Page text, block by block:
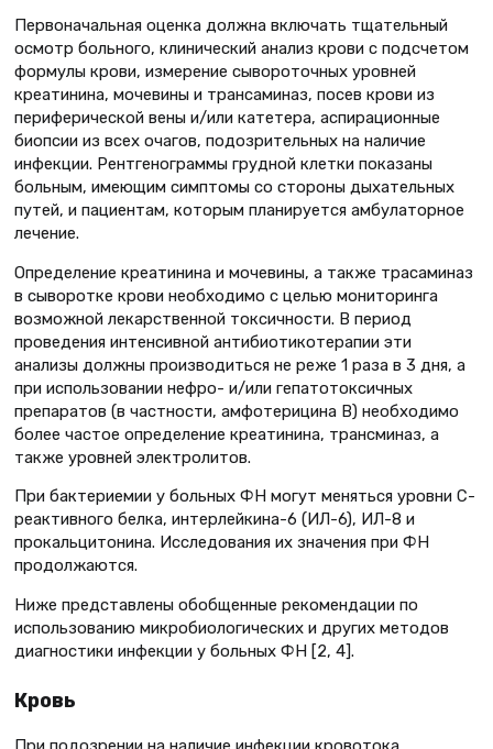
Первоначальная оценка должна включать тщательный
осмотр больного, клинический анализ крови с подсчетом
формулы крови, измерение сывороточных уровней
креатинина, мочевины и трансаминаз, посев крови из
периферической вены и/или катетера, аспирационные
биопсии из всех очагов, подозрительных на наличие
инфекции. Рентгенограммы грудной клетки показаны
больным, имеющим симптомы со стороны дыхательных
путей, и пациентам, которым планируется амбулаторное
лечение.
Определение креатинина и мочевины, а также трасаминаз
в сыворотке крови необходимо с целью мониторинга
возможной лекарственной токсичности. В период
проведения интенсивной антибиотикотерапии эти
анализы должны производиться не реже 1 раза в 3 дня, а
при использовании нефро- и/или гепатотоксичных
препаратов (в частности, амфотерицина В) необходимо
более частое определение креатинина, трансминаз, а
также уровней электролитов.
При бактериемии у больных ФН могут меняться уровни C-
реактивного белка, интерлейкина-6 (ИЛ-6), ИЛ-8 и
прокальцитонина. Исследования их значения при ФН
продолжаются.
Ниже представлены обобщенные рекомендации по
использованию микробиологических и других методов
диагностики инфекции у больных ФН [2, 4].
Кровь